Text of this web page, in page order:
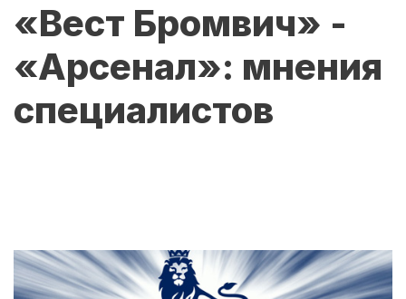
«Вест Бромвич» -
«Арсенал»: мнения
специалистов